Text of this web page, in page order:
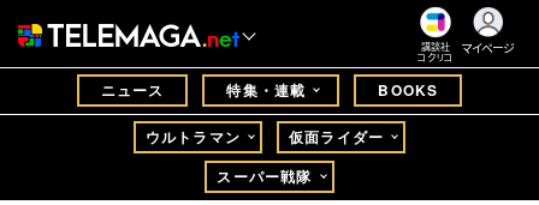
講談社
コクリコ
マイページ
ニュース 特集・連載 BOOKS
ウルトラマン
仮面ライダー
スーパー戦隊